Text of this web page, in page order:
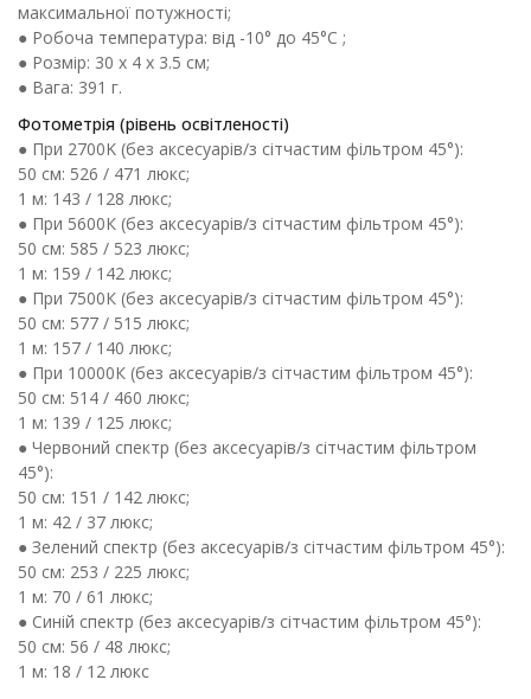
максимальної потужності;
● Робоча температура: від -10° до 45°C ;
● Розмір: 30 x 4 x 3.5 см;
● Вага: 391 г.
Фотометрія (рівень освітленості)
● При 2700K (без аксесуарів/з сітчастим фільтром 45°):
50 см: 526 / 471 люкс;
1 м: 143 / 128 люкс;
● При 5600К (без аксесуарів/з сітчастим фільтром 45°):
50 см: 585 / 523 люкс;
1 м: 159 / 142 люкс;
● При 7500К (без аксесуарів/з сітчастим фільтром 45°):
50 см: 577 / 515 люкс;
1 м: 157 / 140 люкс;
● При 10000К (без аксесуарів/з сітчастим фільтром 45°):
50 см: 514 / 460 люкс;
1 м: 139 / 125 люкс;
● Червоний спектр (без аксесуарів/з сітчастим фільтром
45°):
50 см: 151 / 142 люкс;
1 м: 42 / 37 люкс;
● Зелений спектр (без аксесуарів/з сітчастим фільтром 45°):
50 см: 253 / 225 люкс;
1 м: 70 / 61 люкс;
● Синій спектр (без аксесуарів/з сітчастим фільтром 45°):
50 см: 56 / 48 люкс;
1 м: 18 / 12 люкс